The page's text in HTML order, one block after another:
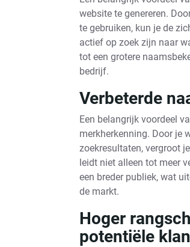
website te genereren.
te gebruiken, kun je de
actief op zoek zijn naar
tot een grotere
bedrijf.
Verbeterde
Een belangrijk voordeel
merkherkenning. Door je
zoekresultaten, vergroot
leidt niet alleen tot meer
een breder publiek, wat
de markt.
Hoger
potentiële